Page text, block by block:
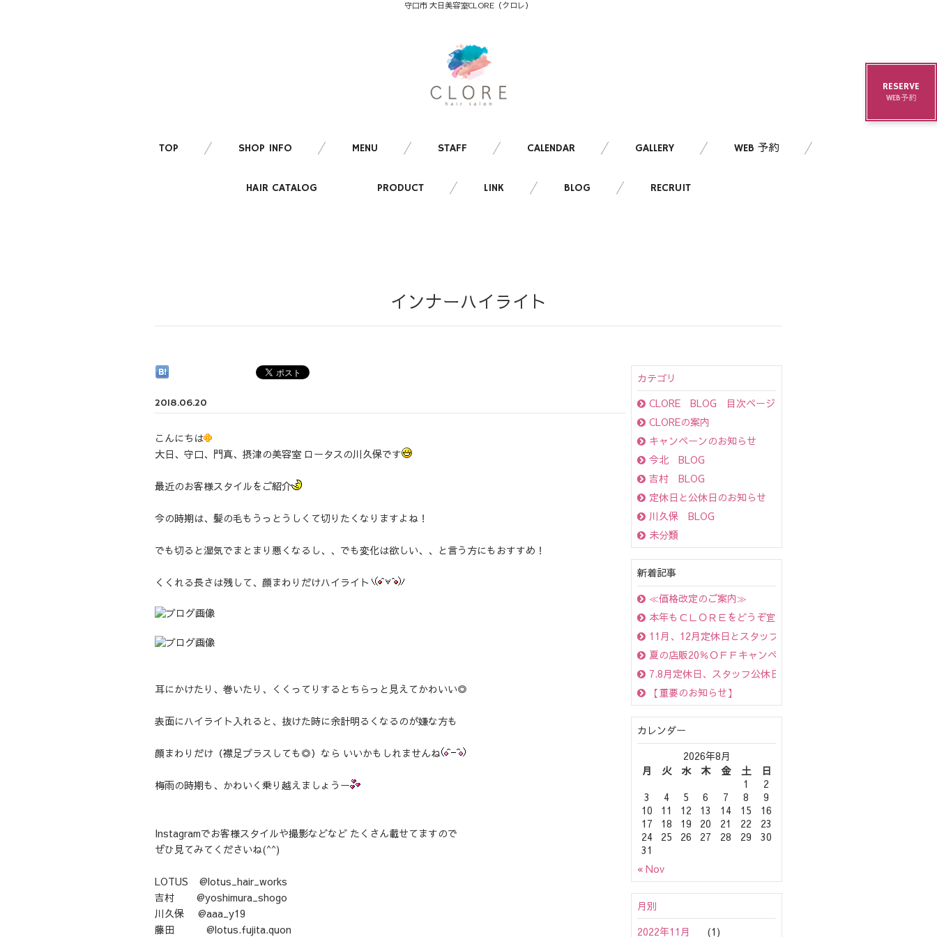
守口市 大日美容室CLORE（クロレ）
TOP SHOP INFO MENU STAFF CALENDAR GALLERY WEB 予約
HAIR CATALOG PRODUCT LINK BLOG RECRUIT
インナーハイライト
2018.06.20
こんにちは
大日、守口、門真、摂津の美容室 ロータスの川久保です
最近のお客様スタイルをご紹介
今の時期は、髪の毛もうっとうしくて切りたくなりますよね！
でも切ると湿気でまとまり悪くなるし、、でも変化は欲しい、、と言う方にもおすすめ！
くくれる長さは残して、顔まわりだけハイライト
耳にかけたり、巻いたり、くくってりするとちらっと見えてかわいい◎
表面にハイライト入れると、抜けた時に余計明るくなるのが嫌な方も
顔まわりだけ（襟足プラスしても◎）なら いいかもしれませんね
梅雨の時期も、かわいく乗り越えましょうー
Instagramでお客様スタイルや撮影などなど たくさん載せてますので
ぜひ見てみてくださいね(^^)
LOTUS @lotus_hair_works
吉村 @yoshimura_shogo
川久保 @aaa_y19
藤田 @lotus.fujita.quon
カテゴリ
CLORE BLOG 目次ページ
CLOREの案内
キャンペーンのお知らせ
今北 BLOG
吉村 BLOG
定休日と公休日のお知らせ
川久保 BLOG
未分類
新着記事
≪価格改定のご案内≫
本年もＣＬＯＲＥをどうぞ宜しくお願い致します！
11月、12月定休日とスタッフ別公休日のお知らせ
夏の店販20％ＯＦＦキャンペーン☆（ＯｇｇｉＯｔｔｏは10％
7.8月定休日、スタッフ公休日のお知らせ☆
【重要のお知らせ】
カレンダー
2026年8月
月
火 水 木 金 土 日
« Nov
1
2
3
4 5 6 7 8
9
10
11 12 13 14 15
16
17
18 19 20 21 22
23
24
25 26 27 28 29
30
31
月別
2022年11月
(1)
RESERVE
WEB予約